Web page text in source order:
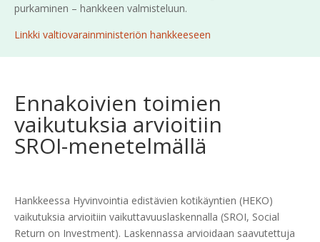
purkaminen – hankkeen valmisteluun.
Linkki valtiovarainministeriön hankkeeseen
Ennakoivien toimien
vaikutuksia arvioitiin
SROI-menetelmällä
Hankkeessa Hyvinvointia edistävien kotikäyntien (HEKO)
vaikutuksia arvioitiin vaikuttavuuslaskennalla (SROI, Social
Return on Investment). Laskennassa arvioidaan saavutettuja